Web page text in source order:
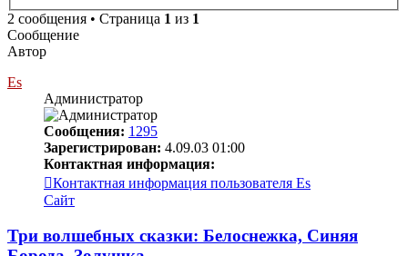
2 сообщения • Страница 1 из 1
Сообщение
Автор
Es
Администратор
Сообщения: 1295
Зарегистрирован: 4.09.03 01:00
Контактная информация:
Контактная информация пользователя Es
Сайт
Три волшебных сказки: Белоснежка, Синяя